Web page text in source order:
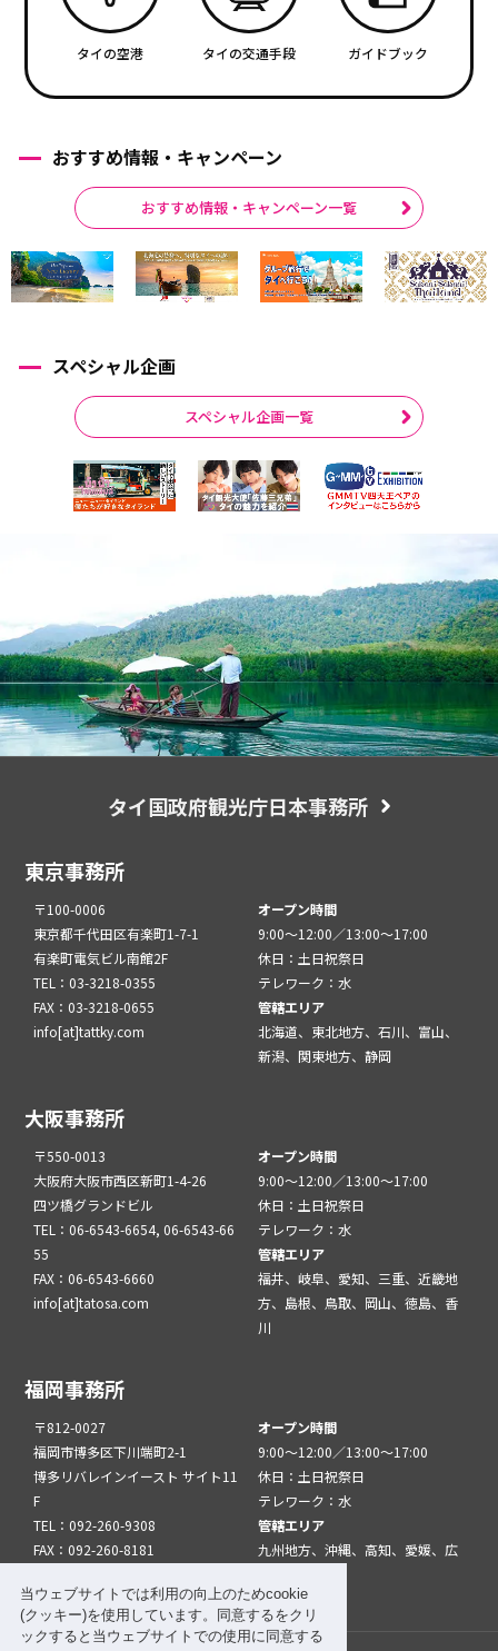
当ウェブサイトでは利用の向上のためcookie
(クッキー)を使用しています。同意するをクリ
ックすると当ウェブサイトでの使用に同意する
タイの空港 タイの交通手段 ガイドブック
おすすめ情報・キャンペーン
おすすめ情報・キャンペーン一覧
スペシャル企画
スペシャル企画一覧
タイ国政府観光庁日本事務所
東京事務所
〒100-0006
東京都千代田区有楽町1-7-1
有楽町電気ビル南館2F
TEL：03-3218-0355
FAX：03-3218-0655
info[at]tattky.com
オープン時間
9:00～12:00／13:00～17:00
休日：土日祝祭日
テレワーク：水
管轄エリア
北海道、東北地方、石川、富山、
新潟、関東地方、静岡
大阪事務所
〒550-0013
大阪府大阪市西区新町1-4-26
四ツ橋グランドビル
TEL：06-6543-6654, 06-6543-66
55
FAX：06-6543-6660
info[at]tatosa.com
オープン時間
9:00～12:00／13:00～17:00
休日：土日祝祭日
テレワーク：水
管轄エリア
福井、岐阜、愛知、三重、近畿地
方、島根、鳥取、岡山、徳島、香
川
福岡事務所
〒812-0027
福岡市博多区下川端町2-1
博多リバレインイースト サイト11
F
TEL：092-260-9308
FAX：092-260-8181
オープン時間
9:00～12:00／13:00～17:00
休日：土日祝祭日
テレワーク：水
管轄エリア
九州地方、沖縄、高知、愛媛、広